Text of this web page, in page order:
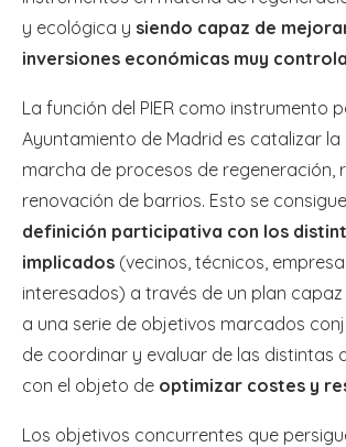
y ecológica y siendo capaz de
inversiones económicas muy
La función del PIER como instrumento
Ayuntamiento de Madrid es catalizar la
marcha de procesos de regeneración,
renovación de barrios. Esto se
definición participativa con los
implicados (vecinos, técnicos,
interesados) a través de un plan
a una serie de objetivos marcados
de coordinar y evaluar de las distintas
con el objeto de optimizar costes y
Los objetivos concurrentes que